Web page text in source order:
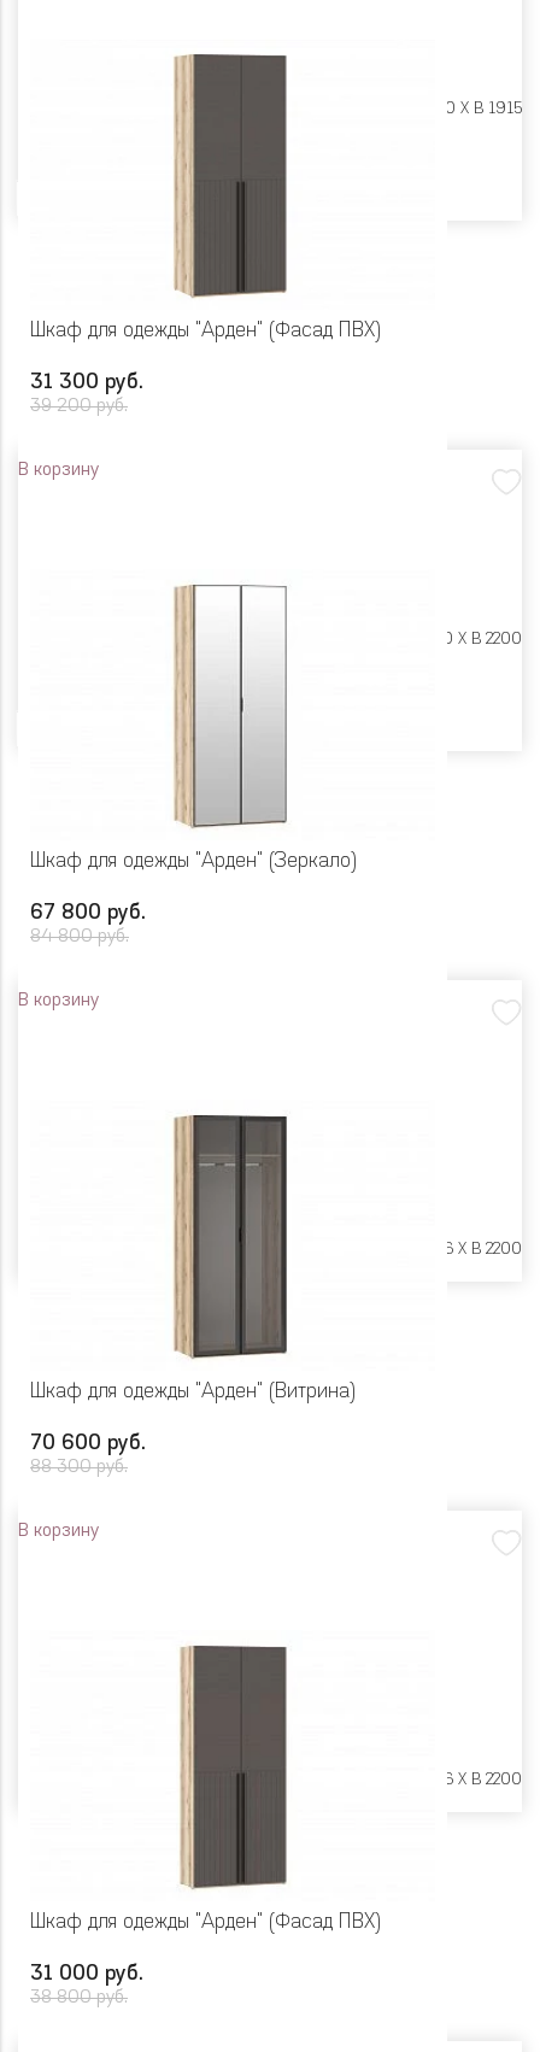
Ш 900 X Г 500 X В 1915
Шкаф для одежды "Арден" (Фасад ПВХ)
31 300 руб.
39 200 руб.
В корзину
Ш 900 X Г 600 X В 2200
Шкаф для одежды "Арден" (Зеркало)
67 800 руб.
84 800 руб.
В корзину
Ш 900 X Г 606 X В 2200
Шкаф для одежды "Арден" (Витрина)
70 600 руб.
88 300 руб.
В корзину
Ш 900 X Г 606 X В 2200
Шкаф для одежды "Арден" (Фасад ПВХ)
31 000 руб.
38 800 руб.